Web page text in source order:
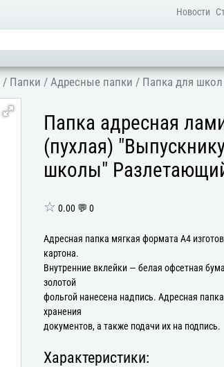
Новости
/ Папки /Адресные папки / Папка для школ
Папка адресная
(пухлая)
школы"
☆ 0.00 💬 0
Адресная папка мягкая формата А4
картона.
Внутренние вклейки — белая офсетная
золотой
фольгой нанесена надпись. Адресная
хранения
документов, а также подачи их на подпись.
Характеристики: